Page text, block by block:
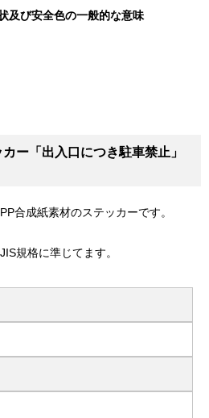
及び安全色の一般的な意味
ー「出入口につき駐車禁止」
合成紙素材のステッカーです。
規格に準じてます。